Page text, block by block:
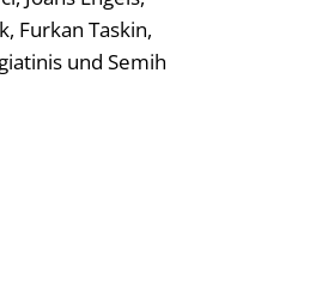
Furkan Taskin,
und Semih